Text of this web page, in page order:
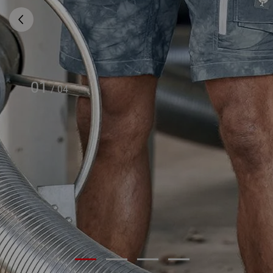
01 / 04